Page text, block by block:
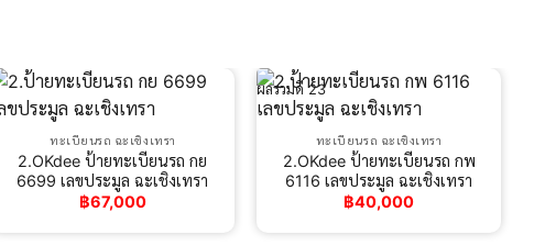
ทะเบียนรถ ฉะเชิงเทรา
2.OKdee ป้ายทะเบียนรถ กย
6699 เลขประมูล ฉะเชิงเทรา
฿67,000
ผลรวมดี 23
ทะเบียนรถ ฉะเชิงเทรา
2.OKdee ป้ายทะเบียนรถ กพ
6116 เลขประมูล ฉะเชิงเทรา
฿40,000